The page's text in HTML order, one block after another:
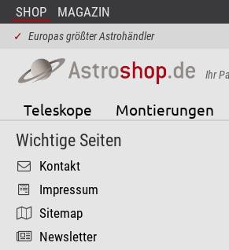
SHOP MAGAZIN
✓ Europas größter Astrohändler
Ihr
Teleskope Montierungen
Wichtige Seiten
Kontakt
Impressum
Sitemap
Newsletter